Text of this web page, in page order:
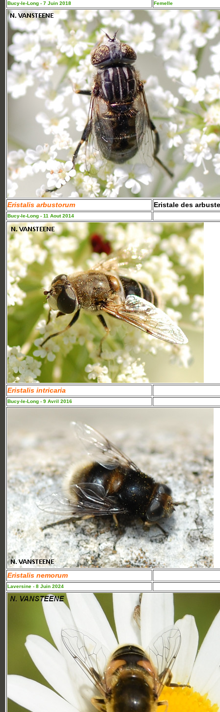
Bucy-le-Long - 7 Juin 2018 Femelle
Eristalis arbustorum Eristale des
Bucy-le-Long - 11 Aout 2014
Eristalis intricaria
Bucy-le-Long - 9 Avril 2016
Eristalis nemorum
Laversine - 8 Juin 2024